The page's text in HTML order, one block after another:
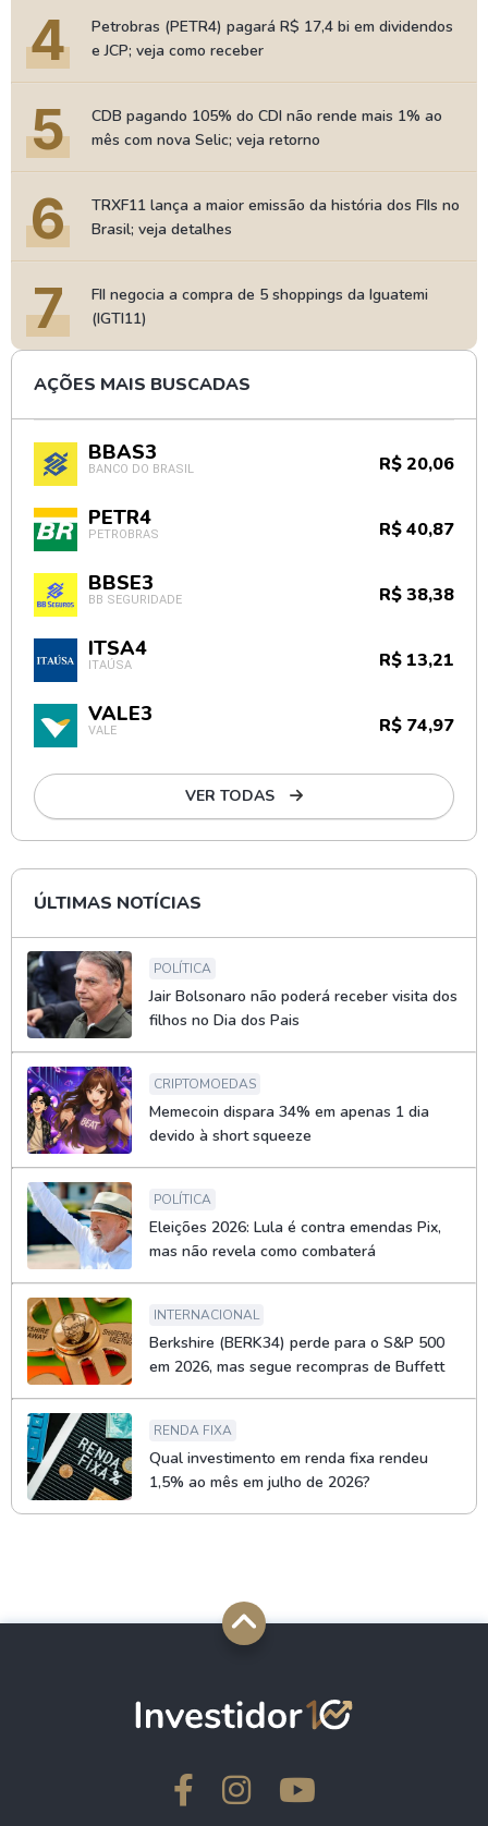
4
Petrobras (PETR4) pagará R$ 17,4 bi em dividendos
e JCP; veja como receber
5
CDB pagando 105% do CDI não rende mais 1% ao
mês com nova Selic; veja retorno
6
TRXF11 lança a maior emissão da história dos FIIs no
Brasil; veja detalhes
7
FII negocia a compra de 5 shoppings da Iguatemi
(IGTI11)
AÇÕES MAIS BUSCADAS
BBAS3
BANCO DO BRASIL R$ 20,06
PETR4
PETROBRAS R$ 40,87
BBSE3
BB SEGURIDADE R$ 38,38
ITSA4
ITAÚSA R$ 13,21
VALE3
VALE R$ 74,97
VER TODAS
ÚLTIMAS NOTÍCIAS
POLÍTICA
Jair Bolsonaro não poderá receber visita dos
filhos no Dia dos Pais
CRIPTOMOEDAS
Memecoin dispara 34% em apenas 1 dia
devido à short squeeze
POLÍTICA
Eleições 2026: Lula é contra emendas Pix,
mas não revela como combaterá
INTERNACIONAL
Berkshire (BERK34) perde para o S&P 500
em 2026, mas segue recompras de Buffett
RENDA FIXA
Qual investimento em renda fixa rendeu
1,5% ao mês em julho de 2026?